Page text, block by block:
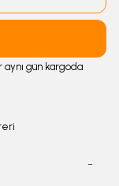
aynı gün kargoda